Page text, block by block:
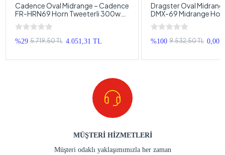
Cadence Oval Midrange – Cadence
FR-HRN69 Horn Tweeterli 300w
150RMS Oval Midrange Hoparlör –
Cadence Kayık Midrange
%29 5.719,50 TL 4.051,31 TL
Dragster Oval
DMX-69 Midrange
Dragster 300w
Midrange
%100 9.532,50 TL 0,00
MÜŞTERİ HİZMETLERİ
Müşteri odaklı yaklaşımımızla her zaman